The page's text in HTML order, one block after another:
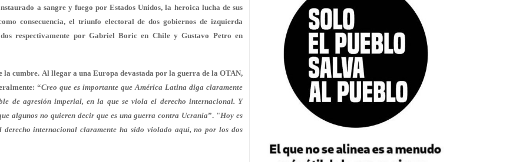
a sangre y fuego por Estados Unidos, la heroica lucha de sus
consecuencia, el triunfo electoral de dos gobiernos de izquierda
respectivamente por Gabriel Boric en Chile y Gustavo Petro en
cumbre. Al llegar a una Europa devastada por la guerra de la OTAN,
“Creo que es importante que América Latina diga claramente
de agresión imperial, en la que se viola el derecho internacional. Y
algunos no quieren decir que es una guerra contra Ucrania”. "Hoy es
internacional claramente ha sido violado aquí, no por los dos